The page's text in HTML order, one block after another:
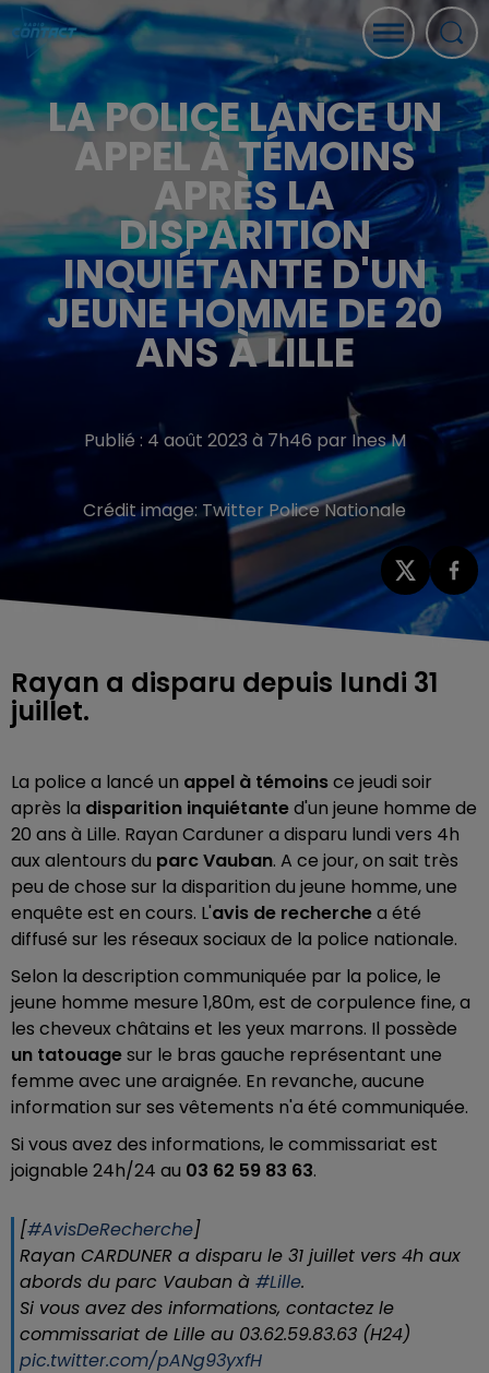
LA POLICE LANCE UN
APPEL À TÉMOINS
APRÈS LA
DISPARITION
INQUIÉTANTE D'UN
JEUNE HOMME DE 20
ANS À LILLE
Publié : 4 août 2023 à 7h46 par Ines M
Crédit image: Twitter Police Nationale
Rayan a disparu depuis lundi 31
juillet.
La police a lancé un appel à témoinsce jeudi soir
après la disparition inquiétanted'un jeune homme de
20 ans à Lille. Rayan Carduner a disparu lundi vers 4h
aux alentours du parc Vauban. A ce jour, on sait très
peu de chose sur la disparition du jeune homme, une
enquête est en cours. L'avis de recherchea été
diffusé sur les réseaux sociaux de la police nationale.
Selon la description communiquée par la police, le
jeune homme mesure 1,80m, est de corpulence fine, a
les cheveux châtains et les yeux marrons. Il possède
un tatouagesur le bras gauche représentant une
femme avec une araignée. En revanche, aucune
information sur ses vêtements n'a été communiquée.
Si vous avez des informations, le commissariat est
joignable 24h/24 au 03 62 59 83 63.
[#AvisDeRecherche]
Rayan CARDUNER a disparu le 31 juillet vers 4h aux
abords du parc Vauban à #Lille.
Si vous avez des informations, contactez le
commissariat de Lille au 03.62.59.83.63 (H24)
pic.twitter.com/pANg93yxfH